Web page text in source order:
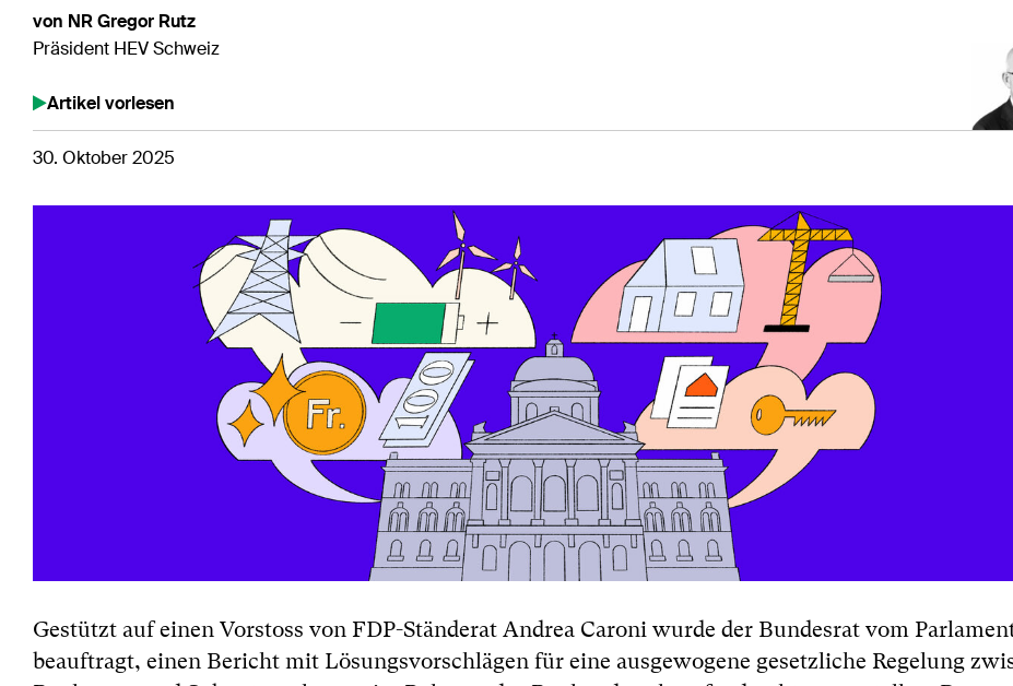
von NR Gregor Rutz
Präsident HEV Schweiz
Artikel vorlesen
30. Oktober 2025
Gestützt auf einen Vorstoss von FDP-Ständerat Andrea Caroni wurde der Bundesrat vom
beauftragt, einen Bericht mit Lösungsvorschlägen für eine ausgewogene gesetzliche Regelung